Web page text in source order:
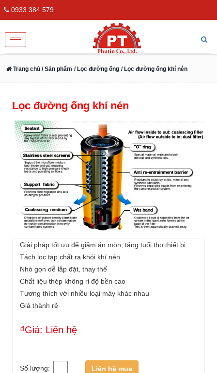
0933 384 579
Toggle
navigation
Trang chủ / Sản phẩm / Lọc đường ống / Lọc đường ống khí nén
Lọc đường ống khí nén
Giải pháp tốt ưu để giảm ăn mòn, tăng tuổi thọ thiết bị
Tách lọc tạp chất ra khỏi khí nén
Nhỏ gọn dễ lắp đặt, thay thế
Chất liệu thép không rỉ độ bền cao
Tương thích với nhiều loại máy khác nhau
Giá thành rẻ
₫Giá: Liên hệ
Số lượng: Liên hệ mua